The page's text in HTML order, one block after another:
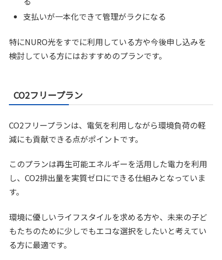
支払いが一本化できて管理がラクになる
特にNURO光をすでに利用している方や今後申し込みを
検討している方にはおすすめのプランです。
CO2フリープラン
CO2フリープランは、電気を利用しながら環境負荷の軽
減にも貢献できる点がポイントです。
このプランは再生可能エネルギーを活用した電力を利用
し、CO2排出量を実質ゼロにできる仕組みとなっていま
す。
環境に優しいライフスタイルを求める方や、未来の子ど
もたちのために少しでもエコな選択をしたいと考えてい
る方に最適です。